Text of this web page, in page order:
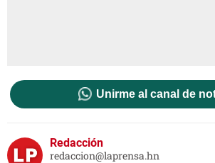
Unirme al canal de
Redacción
redaccion@laprensa.hn